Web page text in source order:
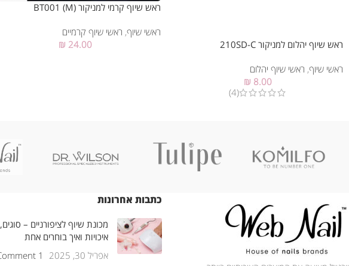
ראש שיוף יהלום למניקור 210SD-C
ראשי שיוף, ראשי שיוף יהלום
₪ 8.00
(4)
ראש שיוף קרמי למניקור (BT001 (M
ראשי שיוף, ראשי שיוף קרמיים
₪ 24.00
כתבות אחרונות
מכונת שיוף לציפורניים – סוגים,
איכויות ואיך בוחרים אחת
אפריל 30, 2025
1 Comment